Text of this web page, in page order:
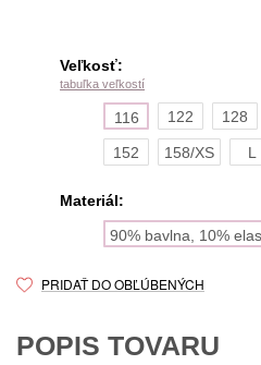
Veľkosť:
tabuľka veľkostí
116 122 128
152 158/XS L
Materiál:
90% bavlna, 10%
PRIDAŤ DO OBĽÚBENÝCH
POPIS TOVARU